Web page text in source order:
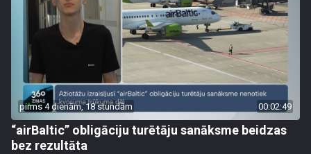
pirms 4 dienām, 18 stundām 00:02:49
“airBaltic” obligāciju turētāju sanāksme beidzas
bez rezultāta